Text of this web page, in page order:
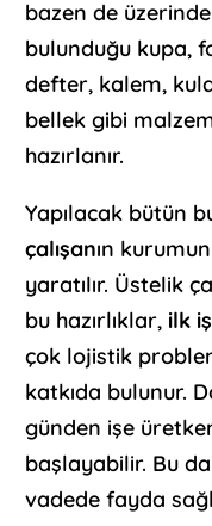
bazen de
bulunduğu kupa,
defter, kalem,
bellek gibi
hazırlanır.
Yapılacak bütün
çalışanın
yaratılır. Üstelik
bu hazırlıklar, ilk
çok lojistik
katkıda bulunur.
günden işe
başlayabilir. Bu
vadede fayda